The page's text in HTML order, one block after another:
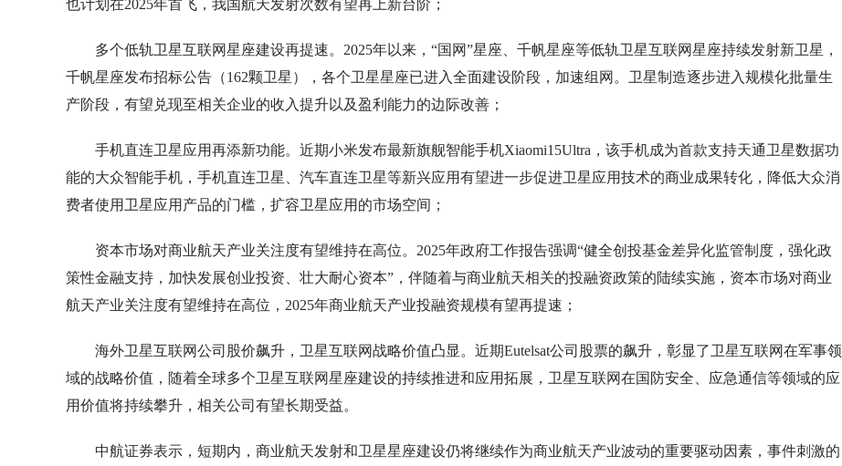
也计划在2025年首飞，我国航天发射次数有望再上新台阶；
多个低轨卫星互联网星座建设再提速。2025年以来，“国网”星座、千帆星座等低轨卫星互联网星座持续发射新卫星，
千帆星座发布招标公告（162颗卫星），各个卫星星座已进入全面建设阶段，加速组网。卫星制造逐步进入规模化批量生
产阶段，有望兑现至相关企业的收入提升以及盈利能力的边际改善；
手机直连卫星应用再添新功能。近期小米发布最新旗舰智能手机Xiaomi15Ultra，该手机成为首款支持天通卫星数据功
能的大众智能手机，手机直连卫星、汽车直连卫星等新兴应用有望进一步促进卫星应用技术的商业成果转化，降低大众消
费者使用卫星应用产品的门槛，扩容卫星应用的市场空间；
资本市场对商业航天产业关注度有望维持在高位。2025年政府工作报告强调“健全创投基金差异化监管制度，强化政
策性金融支持，加快发展创业投资、壮大耐心资本”，伴随着与商业航天相关的投融资政策的陆续实施，资本市场对商业
航天产业关注度有望维持在高位，2025年商业航天产业投融资规模有望再提速；
海外卫星互联网公司股价飙升，卫星互联网战略价值凸显。近期Eutelsat公司股票的飙升，彰显了卫星互联网在军事领
域的战略价值，随着全球多个卫星互联网星座建设的持续推进和应用拓展，卫星互联网在国防安全、应急通信等领域的应
用价值将持续攀升，相关公司有望长期受益。
中航证券表示，短期内，商业航天发射和卫星星座建设仍将继续作为商业航天产业波动的重要驱动因素，事件刺激的